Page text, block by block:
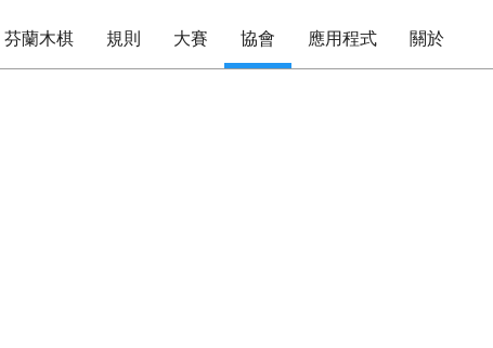
芬蘭木棋 規則 大賽 協會 應用程式 關於